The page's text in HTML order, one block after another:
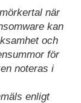
när
kan
och
för
noteras i
enligt